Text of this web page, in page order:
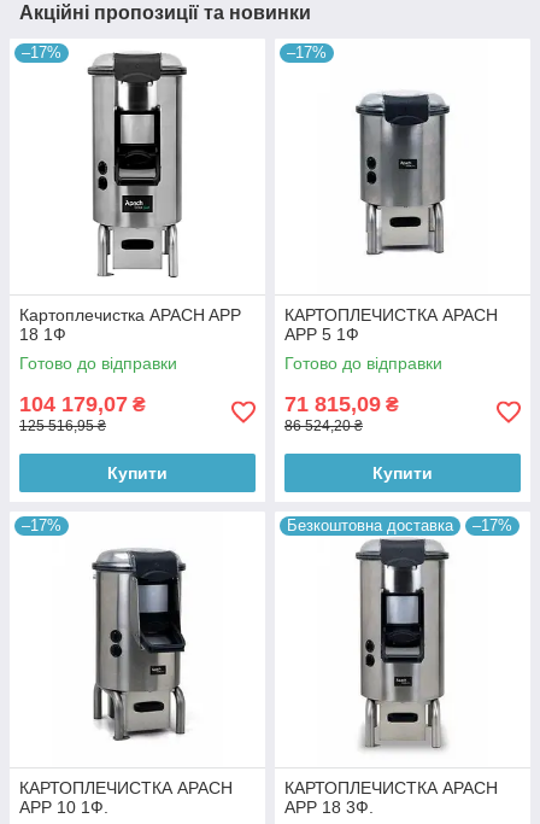
Акційні пропозиції та новинки
–17%
Картоплечистка APACH APP
18 1Ф
Готово до відправки
104 179,07 ₴
125 516,95 ₴
Купити
–17%
КАРТОПЛЕЧИСТКА APACH
APP 5 1Ф
Готово до відправки
71 815,09 ₴
86 524,20 ₴
Купити
–17%
КАРТОПЛЕЧИСТКА APACH
APP 10 1Ф.
Безкоштовна доставка –17%
КАРТОПЛЕЧИСТКА APACH
APP 18 3Ф.